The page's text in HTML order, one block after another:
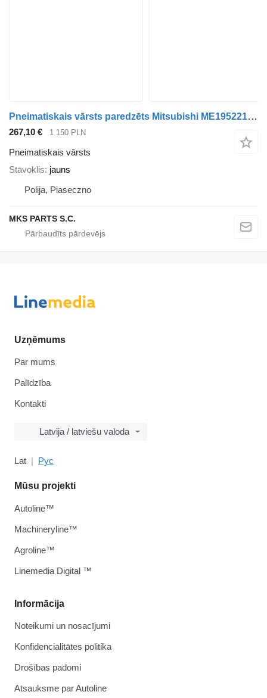
Pneimatiskais vārsts paredzēts Mitsubishi ME195221 EGR VALVE MITSUBISHI FUSO CANTER ME195221 kravas automašīnas
267,10 € 1 150 PLN
Pneimatiskais vārsts
Stāvoklis jauns
Polija, Piaseczno
MKS PARTS S.C.
Uzņēmums
Par mums
Palīdzība
Kontakti
Latvija / latviešu valoda
Lat Рус
Informācija
Noteikumi un nosacījumi
Konfidencialitātes politika
Drošības padomi
Atsauksme par Autoline
Mūsu projekti
Autoline™
Machineryline™
Agroline™
Linemedia Digital ™